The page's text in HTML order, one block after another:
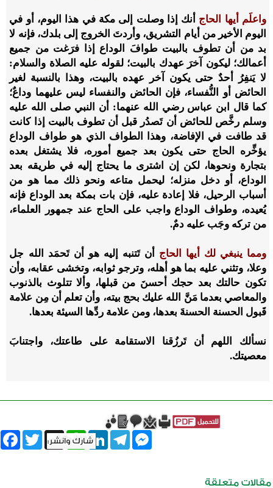
واعلَم أيها الحاج
أنك إذا وصلت إلى مكة في هذا اليوم، أو في
اليوم الأخير من أيام التشريق، وأردتَ الخروج إلى بلدك، فإنه لا
بد من أن تطوف بالبيت طوافَ الوداع إذا فرَغت من جميع
أعمالك؛ ليكون آخرَ عهدك بالبيت؛ لقوله عليه الصلاة والسلام:
لا يَنفِرُ أحدٌ حتى يكون آخر عهده بالبيت، وهذا بالنسبة لغير
الحائض أو النُّفساء، فإن الحائض والنفساء ليس عليهما وداعٌ؛
كما قال ابن عباس رضي الله عنهما: أن النبي صلى الله عليه
وسلم رخَّص للحائض أن تَصدُر قبل أن تطوف بالبيت إذا كانت
قد طافت في الإفاضة، وهذا الطواف الذي هو طواف الوداع
يؤخِّره الحاج حتى يكون بعد جميع أموره، فلا يشتغل بعده
بتجارة ونحوها، لكن إن اشترى ما يحتاج إليه في طريقه بعد
الوداع، أو دخل منزله؛ ليحمل متاعه ونحو ذلك مما هو من
أسباب الرحيل، فلا إعادة عليه، فإن بات بمكة بعد الوداع فإنه
يُعيده، وطواف الوداع واجب على الحاج عند جمهور العلماء،
من تركه وجَب عليه دمٌ.
ومما ينبغي لك أيها الحاج
أن تَتنبه إليه هو أن تَحمَد الله جل
وعلا، وتثني عليه بما هو أهله، وترجو ثوابه، وتخشى عقابه، وأن
تكون حالتك بعد حجك أحسنَ من قبلها، وألا تتلوث بالذنوب
والمعاصي بعدما مَنَّ الله عليك بحج بيته، وأن تعلم أن مِن علامة
قَبول الحسنة الحسنةَ بعدها، ومن علامة ردِّها السيئة بعدها.
نسألك اللهم أن تَرزُقنا الاستقامة على طاعتك، واجتنابَ
معصيتك.
Twitter X
WhatsAppLinkedInTelegram
Messenger